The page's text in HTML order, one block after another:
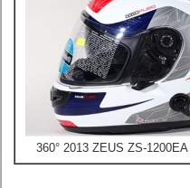
360° 2013 ZEUS ZS-